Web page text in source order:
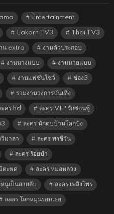
Entertainment
Lakorn TV3 Thai TV3
น extra งานตัวประกอบ
งานนางแบบ งานนายแบบ
งานแฟชั่นโชว์ ช่อง3
รวมงานวงการบันเทิง
ะคร hd ละคร VIP รักซ่อนชู้
3 ละคร นักตบบ้านโคกปัง
วิมาลา ละคร พรชีวัน
ละคร ร้อยป่า
ตะพด ละคร หมอหลวง
นูเป็นสายลับ ละคร เพลิงไพร
ละคร โลกหมุนรอบเธอ